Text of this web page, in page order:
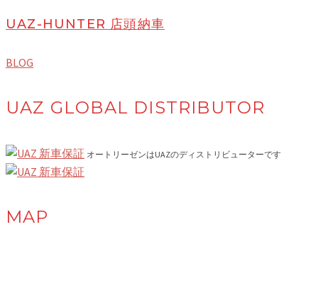
UAZ-HUNTER 店頭納車
BLOG
UAZ GLOBAL DISTRIBUTOR
オートリーゼンはUAZのディストリビューターです
MAP